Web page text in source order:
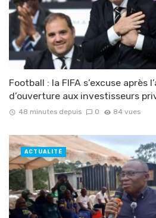
Football : la FIFA s’excuse après
d’ouverture aux investisseurs
48 minutes depuis 0 84 vues
ACTUALITÉ